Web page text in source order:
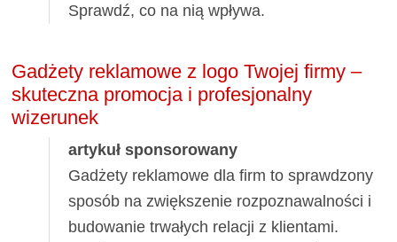
Sprawdź, co na nią wpływa.
Gadżety reklamowe z logo Twojej firmy –
skuteczna promocja i profesjonalny
wizerunek
artykuł sponsorowany
Gadżety reklamowe dla firm to sprawdzony
sposób na zwiększenie rozpoznawalności i
budowanie trwałych relacji z klientami.